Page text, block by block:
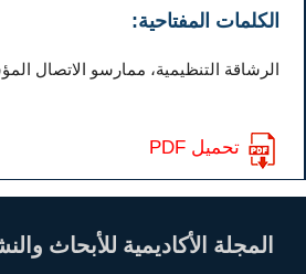
الكلمات المفتاحية:
الرشاقة التنظيمية، ممارسو الاتصال
تحميل PDF
المجلة الأكاديمية للأبحاث